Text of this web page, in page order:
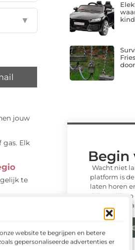
website te begrijpen en betere
gepersonaliseerde advertenties en het
▼
jouw
gas. Elk
te
Begin
Wacht niet
platform is
laten horen
delen. Klik
eerste stap